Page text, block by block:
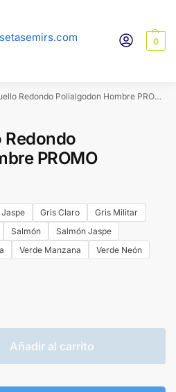
0
Redondo Polialgodon Hombre PROMO
Redondo
PROMO
Gris Claro
Gris Militar
Salmón
Salmón Jaspe
Verde Manzana
Verde Neón
Añadir al carrito